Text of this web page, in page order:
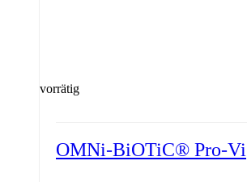
vorrätig
OMNi-BiOTiC® Pro-Vi